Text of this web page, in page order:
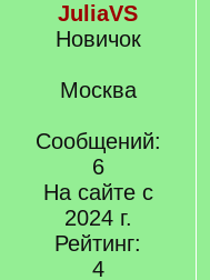
JuliaVS
Новичок
Москва
Сообщений:
6
На сайте с
2024 г.
Рейтинг:
4